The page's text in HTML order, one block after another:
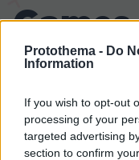
Protothema - Do
Information
If you wish to opt-out
processing of your
targeted advertising
section to confirm
Games
Cut The Rope